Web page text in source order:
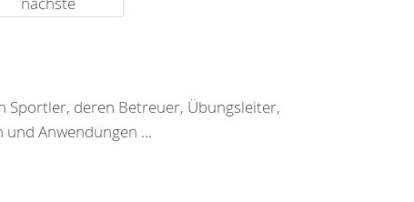
Sportler, deren Betreuer, Übungsleiter,
Anwendungen ...